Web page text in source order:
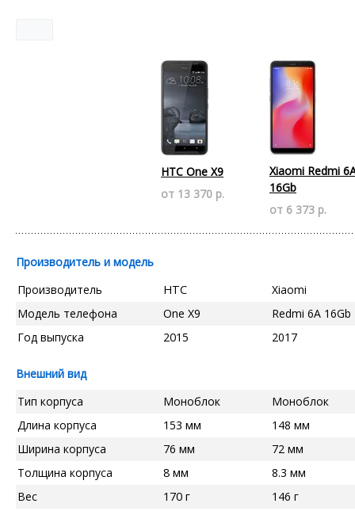
HTC One X9
от 13 370 р.
Xiaomi Redmi
16Gb
от 6 373 р.
Производитель и модель
Производитель
HTC
Xiaomi
Модель телефона
One X9
Redmi 6A 16Gb
Год выпуска
2015 2017
Внешний вид
Тип корпуса
Моноблок
Моноблок
Длина корпуса
153 мм
148 мм
Ширина корпуса
76 мм
72 мм
Толщина корпуса
8 мм
8.3 мм
Вес
170 г
146 г